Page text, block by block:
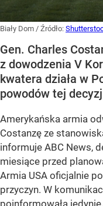
Biały Dom / Źródło:
Gen. Charles
z dowodzenia V
kwatera działa w
powodów tej
Amerykańska armia
Costanzę ze
informuje ABC News,
miesiące przed
Armia USA oficjalnie
przyczyn. W
poinformowała